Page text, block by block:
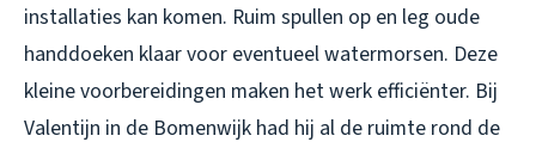
installaties kan komen. Ruim spullen op en leg oude
handdoeken klaar voor eventueel watermorsen. Deze
kleine voorbereidingen maken het werk efficiënter. Bij
Valentijn in de Bomenwijk had hij al de ruimte rond de